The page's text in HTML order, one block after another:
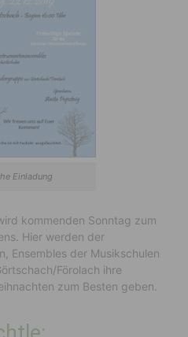
Einladung
kommenden Sonntag zum
Hier werden der
Ensembles der Musikschulen
Förolach ihre
zum Besten geben.